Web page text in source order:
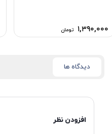
۱,۳۹۰,۰۰۰ تومان
دیدگاه ها
افزودن نظر